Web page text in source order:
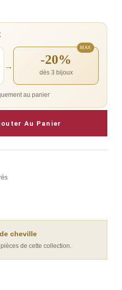
→ -20%
dès 3 bijoux
au panier
Au Panier
cheville
de cette collection.